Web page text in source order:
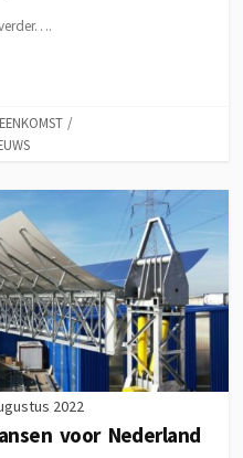
/
2022
voor Nederland